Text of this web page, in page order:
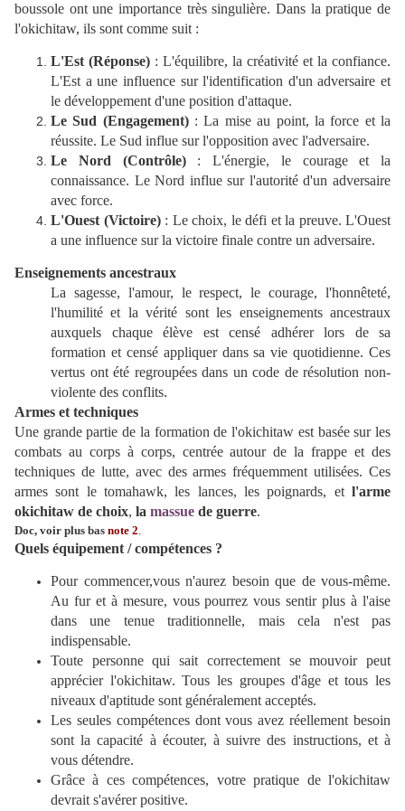
boussole ont une importance très singulière. Dans la pratique de
l'okichitaw, ils sont comme suit :
L'Est (Réponse) : L'équilibre, la créativité et la confiance.
L'Est a une influence sur l'identification d'un adversaire et
le développement d'une position d'attaque.
Le Sud (Engagement) : La mise au point, la force et la
réussite. Le Sud influe sur l'opposition avec l'adversaire.
Le Nord (Contrôle): L'énergie, le courage et la
connaissance. Le Nord influe sur l'autorité d'un adversaire
avec force.
L'Ouest (Victoire): Le choix, le défi et la preuve. L'Ouest
a une influence sur la victoire finale contre un adversaire.
Enseignements ancestraux
La sagesse, l'amour, le respect, le courage, l'honnêteté,
l'humilité et la vérité sont les enseignements ancestraux
auxquels chaque élève est censé adhérer lors de sa
formation et censé appliquer dans sa vie quotidienne. Ces
vertus ont été regroupées dans un code de résolution non-
violente des conflits.
Armes et techniques
Une grande partie de la formation de l'okichitaw est basée sur les
combats au corps à corps, centrée autour de la frappe et des
techniques de lutte, avec des armes fréquemment utilisées. Ces
armes sont le tomahawk, les lances, les poignards, et l'arme
okichitaw de choix, la massue de guerre.
Doc, voir plus bas note 2.
Quels équipement / compétences ?
Pour commencer,vous n'aurez besoin que de vous-même.
Au fur et à mesure, vous pourrez vous sentir plus à l'aise
dans une tenue traditionnelle, mais cela n'est pas
indispensable.
Toute personne qui sait correctement se mouvoir peut
apprécier l'okichitaw. Tous les groupes d'âge et tous les
niveaux d'aptitude sont généralement acceptés.
Les seules compétences dont vous avez réellement besoin
sont la capacité à écouter, à suivre des instructions, et à
vous détendre.
Grâce à ces compétences, votre pratique de l'okichitaw
devrait s'avérer positive.